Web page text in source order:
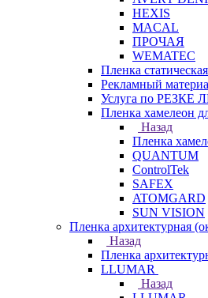
HEXIS
MACAL
ПРОЧАЯ
WEMATEC
Пленка
Рекламный
Услуга по РЕЗКЕ
Пленка хамелеон
Назад
Пленка
QUANTUM
ControlTek
SAFEX
ATOMGARD
SUN VISION
Пленка архитектурная
Назад
Пленка
LLUMAR
Назад